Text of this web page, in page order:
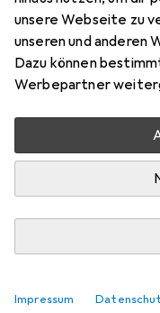
unsere Webseite zu
unseren und anderen
Dazu können
Werbepartner
Impressum
Zubehör für
Hier findest du
Nägel und Zubehör